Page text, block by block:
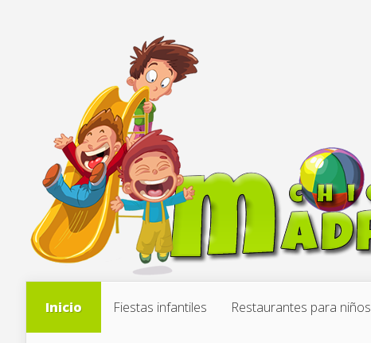
Inicio Fiestas infantiles Restaurantes para niños